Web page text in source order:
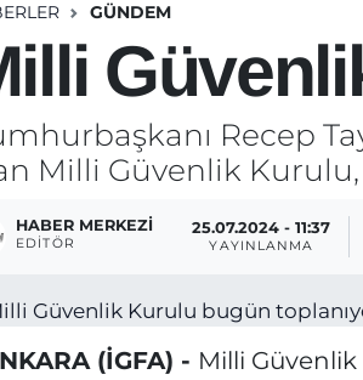
GÜNDEM
Recep
Milli Güvenlik
HABER MERKEZI
EDITÖR
25.07.2024 - 11:37
YAYINLANMA
(İGFA) - Milli Güvenlik